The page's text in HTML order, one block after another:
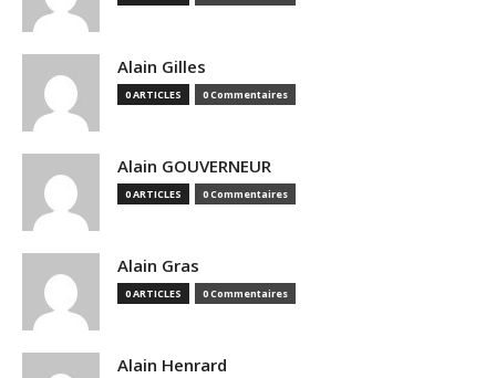
Alain Gilles
0 ARTICLES 0 Commentaires
Alain GOUVERNEUR
0 ARTICLES 0 Commentaires
Alain Gras
0 ARTICLES 0 Commentaires
Alain Henrard